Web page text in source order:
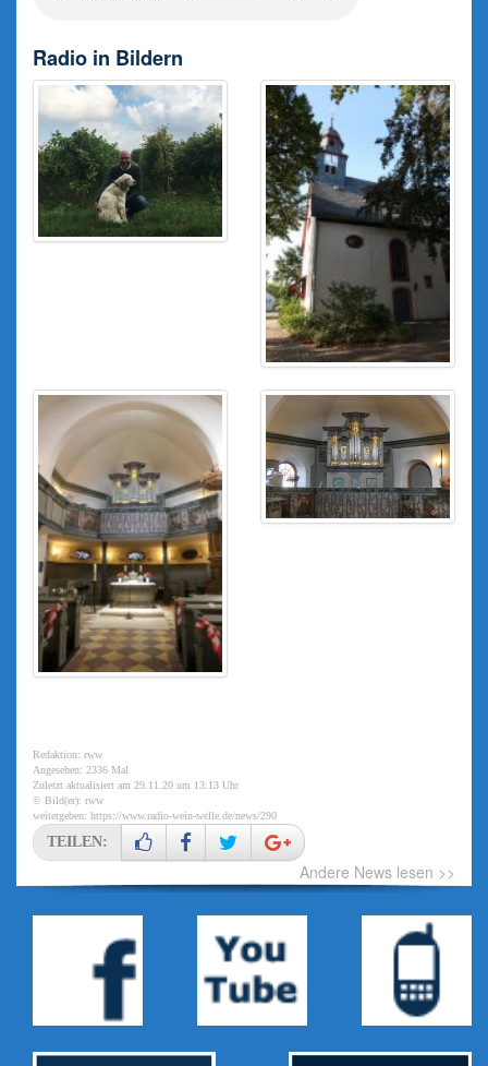
Radio in Bildern
Redaktion: rww
Angesehen: 2336 Mal
Zuletzt aktualisiert am 29.11.20 um 13:13 Uhr
© Bild(er): rww
weitergeben: https://www.radio-wein-welle.de/news/290
TEILEN:
Andere News lesen >>